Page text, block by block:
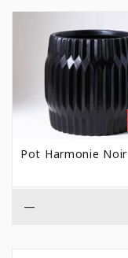
Pot Harmonie Noir
—